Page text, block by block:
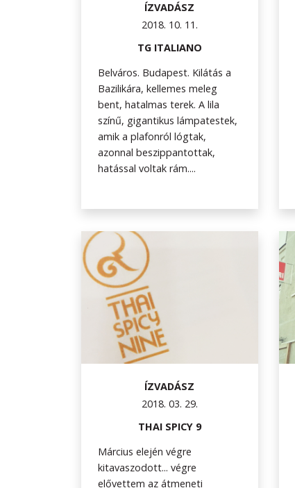
ÍZVADÁSZ
2018. 10. 11.
TG ITALIANO
Belváros. Budapest. Kilátás a
Bazilikára, kellemes meleg
bent, hatalmas terek. A lila
színű, gigantikus lámpatestek,
amik a plafonról lógtak,
azonnal beszippantottak,
hatással voltak rám....
ÍZVADÁSZ
2018. 03. 29.
THAI SPICY 9
Március elején végre
kitavaszodott... végre
elővettem az átmeneti